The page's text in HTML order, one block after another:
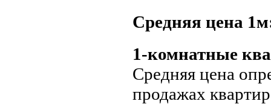
Средняя цена
1-комнатные
Средняя цена
продажах